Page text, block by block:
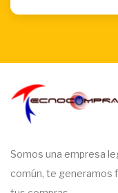
Somos una empresa
común, te generamos